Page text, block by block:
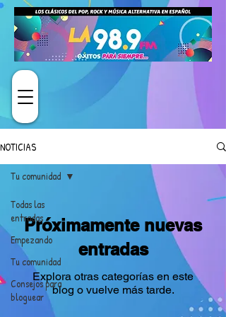
NOTICIAS
Todas las
entradas
Empezando
Tu comunidad
Consejos para
bloguear
Tu comunidad
Próximamente nuevas
entradas
Explora otras categorías en este
blog o vuelve más tarde.